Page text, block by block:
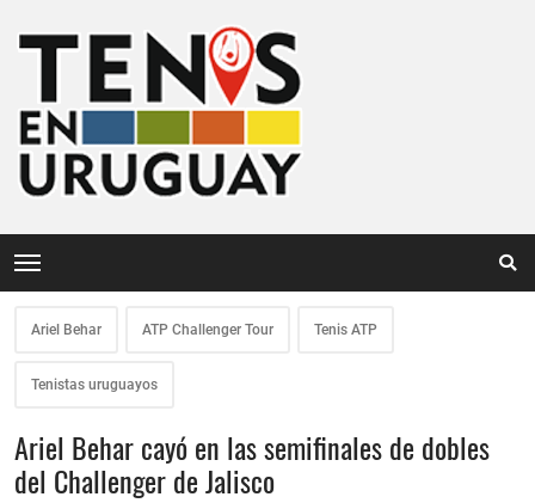
Ariel Behar ATP Challenger Tour Tenis ATP
Tenistas uruguayos
Ariel Behar cayó en las semifinales de dobles
del Challenger de Jalisco